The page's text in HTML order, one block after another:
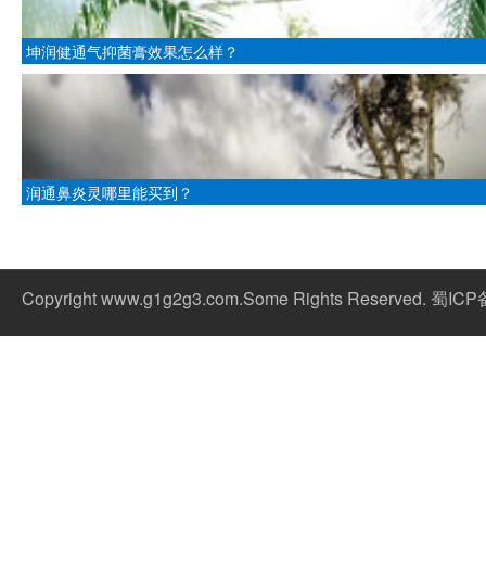
坤润健通气抑菌膏效果怎么样？
润通鼻炎灵哪里能买到？
Copyright www.g1g2g3.com.Some Rights Reserved. 蜀ICP